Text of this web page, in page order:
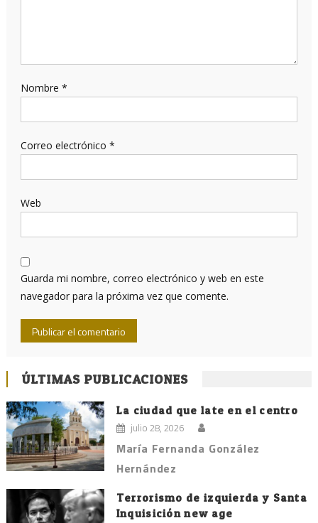
Nombre *
Correo electrónico *
Web
Guarda mi nombre, correo electrónico y web en este
navegador para la próxima vez que comente.
ÚLTIMAS PUBLICACIONES
La ciudad que late en el centro
julio 28, 2026
María Fernanda González
Hernández
Terrorismo de izquierda y Santa
Inquisición new age